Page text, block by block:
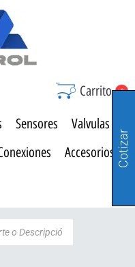
Carrito 0
Sensores
Valvulas
Accesorios Cotizar